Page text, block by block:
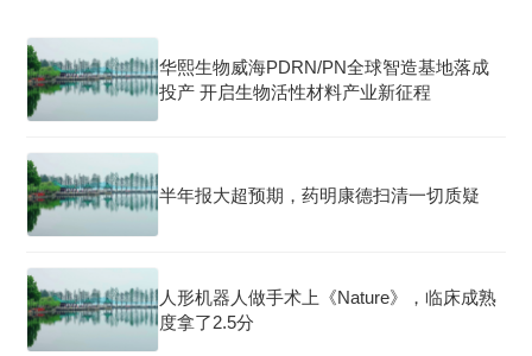
华熙生物威海PDRN/PN全球智造基地落成
投产 开启生物活性材料产业新征程
半年报大超预期，药明康德扫清一切质疑
人形机器人做手术上《Nature》，临床成熟
度拿了2.5分